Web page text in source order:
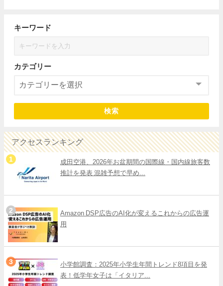
キーワード
カテゴリー
検索
アクセスランキング
成田空港、2026年お盆期間の国際線・国内線旅客数
推計を発表 混雑予想で早め...
Amazon DSP広告のAI化が変えるこれからの広告運
用
小学館調査：2025年小学生年間トレンド8項目を発
表！低学年女子は「イタリア...